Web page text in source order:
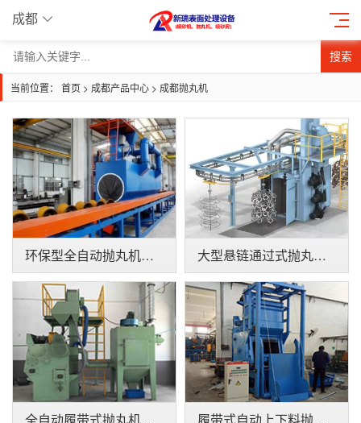
成都
搜索
当前位置： 首页 > 成都产品中心 > 成都抛丸机
环保型全自动抛丸机内外壁通过式抛丸清理机 大型悬链通过式抛丸清理机